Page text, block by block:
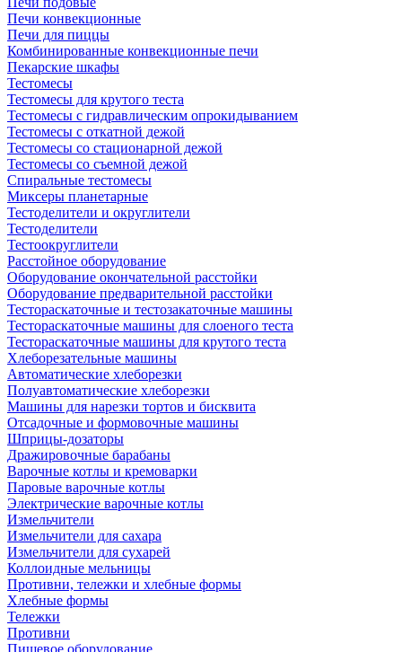
Печи конвекционные
Печи для пиццы
Комбинированные конвекционные печи
Пекарские шкафы
Тестомесы
Тестомесы для крутого теста
Тестомесы с гидравлическим опрокидыванием
Тестомесы с откатной дежой
Тестомесы со стационарной дежой
Тестомесы со съемной дежой
Спиральные тестомесы
Миксеры планетарные
Тестоделители и округлители
Тестоделители
Тестоокруглители
Расстойное оборудование
Оборудование окончательной расстойки
Оборудование предварительной расстойки
Тестораскаточные и тестозакаточные машины
Тестораскаточные машины для слоеного теста
Тестораскаточные машины для крутого теста
Хлеборезательные машины
Автоматические хлеборезки
Полуавтоматические хлеборезки
Машины для нарезки тортов и бисквита
Отсадочные и формовочные машины
Шприцы-дозаторы
Дражировочные барабаны
Варочные котлы и кремоварки
Паровые варочные котлы
Электрические варочные котлы
Измельчители
Измельчители для сахара
Измельчители для сухарей
Коллоидные мельницы
Противни, тележки и хлебные формы
Хлебные формы
Тележки
Противни
Пищевое оборудование